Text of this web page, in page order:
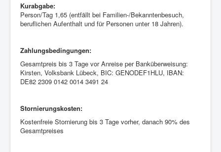
Kurabgabe:
Person/Tag 1,65 (entfällt bei Familien-/Bekanntenbesuch,
beruflichen Aufenthalt und für Personen unter 18 Jahren).
Zahlungsbedingungen:
Gesamtpreis bis 3 Tage vor Anreise per Banküberweisung:
Kirsten, Volksbank Lübeck, BIC: GENODEF1HLU, IBAN:
DE82 2309 0142 0014 3491 24
Stornierungskosten:
Kostenfreie Stornierung bis 3 Tage vorher, danach 90% des
Gesamtpreises